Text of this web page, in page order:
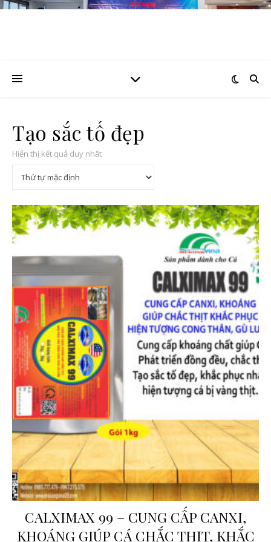
Tạo sắc tố đẹp
Hiển thị kết quả duy nhất
CALXIMAX 99 – CUNG CẤP CANXI,
KHOÁNG GIÚP CÁ CHẮC THỊT, KHẮC